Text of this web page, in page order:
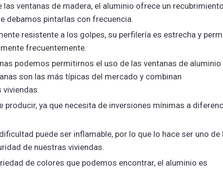
las ventanas de madera, el aluminio ofrece un
debamos pintarlas con frecuencia.
resistente a los golpes, su perfilería es estrecha y
frecuentemente.
podemos permitirnos el uso de las ventanas de aluminio
son las más típicas del mercado y combinan
producir, ya que necesita de inversiones mínimas a
puede ser inflamable, por lo que lo hace ser uno de
de nuestras viviendas.
de colores que podemos encontrar, el aluminio es